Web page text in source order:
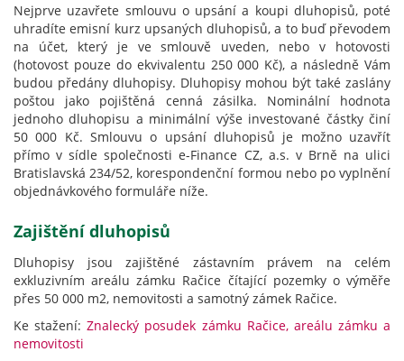
Nejprve uzavřete smlouvu o upsání a koupi dluhopisů, poté
uhradíte emisní kurz upsaných dluhopisů, a to buď převodem
na účet, který je ve smlouvě uveden, nebo v hotovosti
(hotovost pouze do ekvivalentu 250 000 Kč), a následně Vám
budou předány dluhopisy. Dluhopisy mohou být také zaslány
poštou jako pojištěná cenná zásilka. Nominální hodnota
jednoho dluhopisu a minimální výše investované částky činí
50 000 Kč. Smlouvu o upsání dluhopisů je možno uzavřít
přímo v sídle společnosti e-Finance CZ, a.s. v Brně na ulici
Bratislavská 234/52, korespondenční formou nebo po vyplnění
objednávkového formuláře níže.
Zajištění dluhopisů
Dluhopisy jsou zajištěné zástavním právem na celém
exkluzivním areálu zámku Račice čítající pozemky o výměře
přes 50 000 m2, nemovitosti a samotný zámek Račice.
Ke stažení:Znalecký posudek zámku Račice, areálu zámku a
nemovitosti